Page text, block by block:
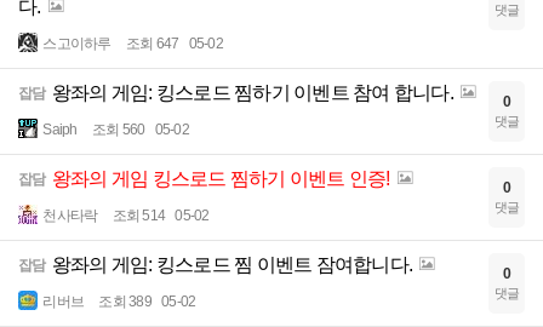
다.
스고이하루 조회 647 05-02
댓글
잡담 왕좌의 게임: 킹스로드 찜하기 이벤트 참여 합니다.
Saiph 조회 560 05-02
0
댓글
잡담 왕좌의 게임 킹스로드 찜하기 이벤트 인증!
천사타락 조회 514 05-02
0
댓글
잡담 왕좌의 게임: 킹스로드 찜 이벤트 잠여합니다.
리버브 조회 389 05-02
0
댓글